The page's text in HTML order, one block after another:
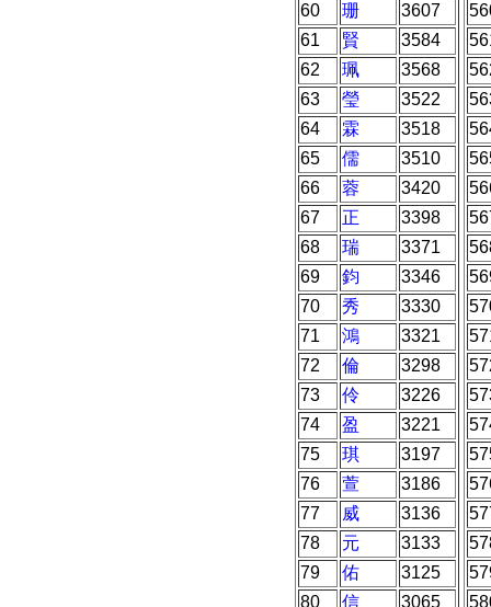
60
珊
3607
61
賢
3584
62
珮
3568
63
瑩
3522
64
霖
3518
65
儒
3510
66
蓉
3420
67
正
3398
68
瑞
3371
69
鈞
3346
70
秀
3330
71
鴻
3321
72
倫
3298
73
伶
3226
74
盈
3221
75
琪
3197
76
萱
3186
77
威
3136
78
元
3133
79
佑
3125
80
信 3065